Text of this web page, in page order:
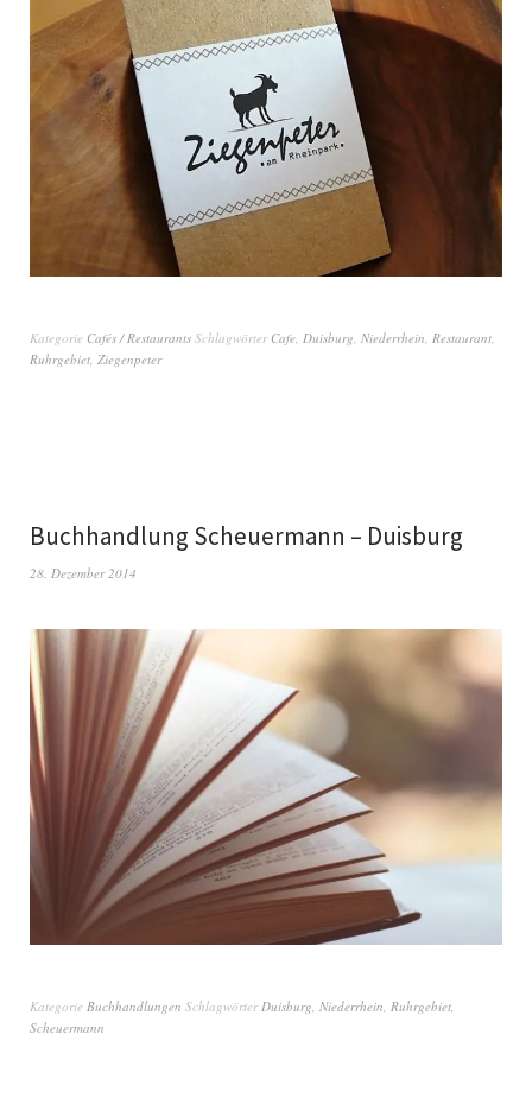
Kategorie Cafés / Restaurants Schlagwörter Cafe, Duisburg, Niederrhein, Restaurant,
Ruhrgebiet, Ziegenpeter
Buchhandlung Scheuermann – Duisburg
28. Dezember 2014
Kategorie Buchhandlungen Schlagwörter Duisburg Niederrhein Ruhrgebiet
Scheuermann